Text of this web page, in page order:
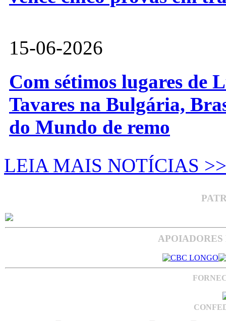
15-06-2026
Com sétimos lugares de
Tavares na Bulgária,
do Mundo de remo
LEIA MAIS NOTÍCIAS >>